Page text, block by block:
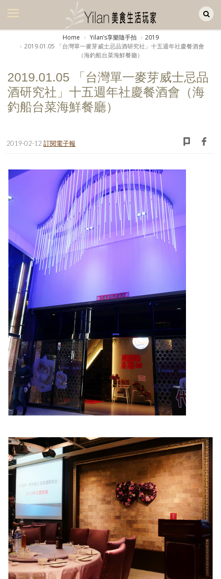
美食集
美飲集
旅遊集
旅遊美食集
日記簿
享樂隨手拍
照相簿
影音區
創意出版服務
歷史區
關於Yilan
個人著作
活動實況記錄
媒體報導一覽
合作與代言
訂閱電子報
Home Yilanʼs享樂隨手拍
2019
2019.01.05 「台灣單一麥芽威士忌品酒研究社」十五週年社慶餐酒會
（海釣船台菜海鮮餐廳）
2019.01.05 「台灣單一麥芽威士忌品
酒研究社」十五週年社慶餐酒會（海
釣船台菜海鮮餐廳）
2019-02-12 訂閱電子報